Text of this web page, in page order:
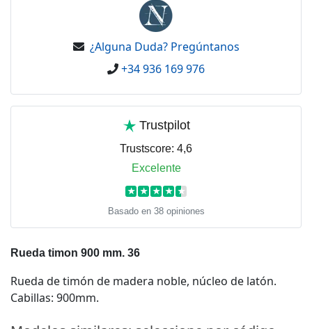
¿Alguna Duda? Pregúntanos
+34 936 169 976
Trustpilot
Trustscore: 4,6
Excelente
★ ★ ★ ★ ★
Basado en 38 opiniones
Rueda timon 900 mm. 36
Rueda de timón de madera noble, núcleo de latón.
Cabillas: 900mm.